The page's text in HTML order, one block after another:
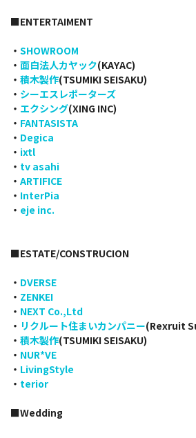
■ENTERTAIMENT
・ SHOWROOM
・ 面白法人カヤック(KAYAC)
・ 積木製作(TSUMIKI SEISAKU)
・ シーエスレポーターズ
・ エクシング(XING INC)
・ FANTASISTA
・ Degica
・ ixtl
・ tv asahi
・ ARTIFICE
・ InterPia
・ eje inc.
■ESTATE/CONSTRUCION
・ DVERSE
・ ZENKEI
・ NEXT Co.,Ltd
・ リクルート住まいカンパニー(Rexruit
・ 積木製作(TSUMIKI SEISAKU)
・ NUR*VE
・ LivingStyle
・ terior
■Wedding